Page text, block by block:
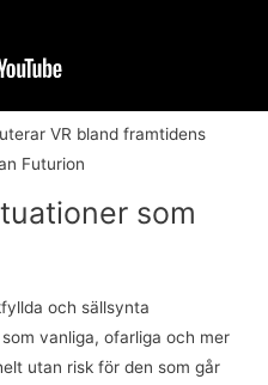
VR bland framtidens
Futurion
som
och sällsynta
vanliga, ofarliga och mer
utan risk för den som går